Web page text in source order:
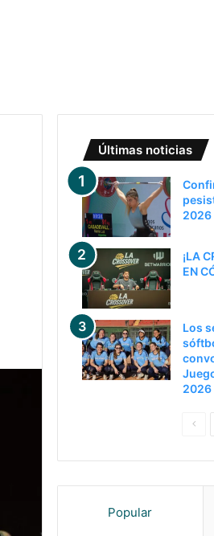
Últimas noticias
2026
¡LA
EN
Los
2026
Popular